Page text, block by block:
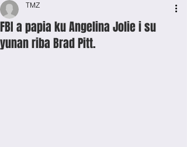
FBI a papia ku Angelina Jolie i su
yunan riba Brad Pitt.
TMZ